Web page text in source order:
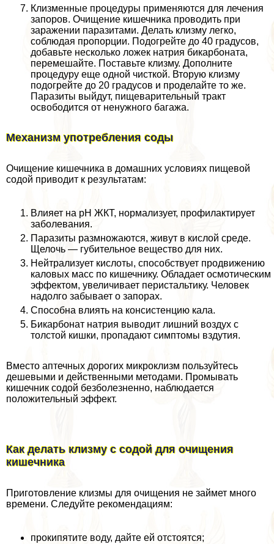
Клизменные процедуры применяются для лечения
запоров. Очищение кишечника проводить при
заражении паразитами. Делать клизму легко,
соблюдая пропорции. Подогрейте до 40 градусов,
добавьте несколько ложек натрия бикарбоната,
перемешайте. Поставьте клизму. Дополните
процедуру еще одной чисткой. Вторую клизму
подогрейте до 20 градусов и проделайте то же.
Паразиты выйдут, пищеварительный тpaкт
освободится от ненужного багажа.
Механизм употрeбления соды
Очищение кишечника в домашних условиях пищевой
содой приводит к результатам:
Влияет на рН ЖКТ, нормализует, профилактирует
заболевания.
Паразиты размножаются, живут в кислой среде.
Щелочь — губительное вещество для них.
Нейтрализует кислоты, способствует продвижению
каловых масс по кишечнику. Обладает осмотическим
эффектом, увеличивает перистальтику. Человек
надолго забывает о запорах.
Способна влиять на консистенцию кала.
Бикарбонат натрия выводит лишний воздух с
толстой кишки, пропадают симптомы вздутия.
Вместо аптечных дорогих микроклизм пользуйтесь
дешевыми и действенными методами. Промывать
кишечник содой безболезненно, наблюдается
положительный эффект.
Как делать клизму с содой для очищения
кишечника
Приготовление клизмы для очищения не займет много
времени. Следуйте рекомендациям:
прокипятите воду, дайте ей отстоятся;